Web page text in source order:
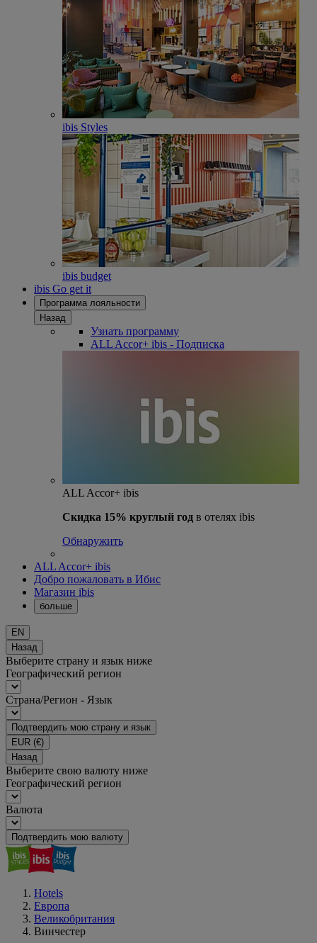
ibis Styles
ibis budget
ibis Go get it
Программа лояльности
Назад
Узнать программу
ALL Accor+ ibis - Подписка
ALL Accor+ ibis
Скидка 15% круглый год в отелях ibis
Обнаружить
ALL Accor+ ibis
Добро пожаловать в Ибис
Магазин ibis
больше
EN
Назад
Выберите страну и язык ниже
Географический регион
Страна/Регион - Язык
Подтвердить мою страну и язык
EUR (€)
Назад
Выберите свою валюту ниже
Географический регион
Валюта
Подтвердить мою валюту
Hotels
Европа
Великобритания
Винчестер